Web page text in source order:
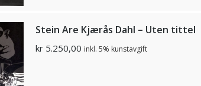
Stein Are Kjærås Dahl – Uten tittel
kr5.250,00 inkl. 5% kunstavgift